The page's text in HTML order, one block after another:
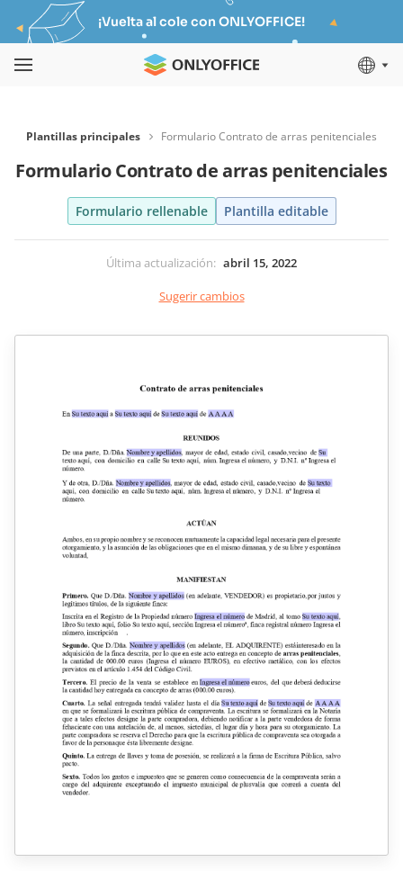
¡Vuelta al cole con ONLYOFFICE!
Plantillas principales Formulario Contrato de arras penitenciales
Formulario Contrato de arras penitenciales
Formulario rellenable Plantilla editable
Última actualización: abril 15, 2022
Sugerir cambios